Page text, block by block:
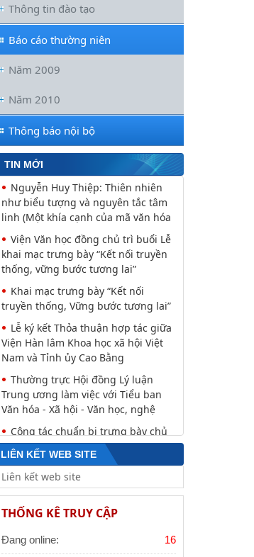
Thông tin đào tạo
Báo cáo thường niên
Năm 2009
Năm 2010
Thông báo nội bộ
TIN MỚI
Nguyễn Huy Thiệp: Thiên nhiên
như biểu tượng và nguyên tắc tâm
linh (Một khía cạnh của mã văn hóa
Viện Văn học đồng chủ trì buổi Lễ
khai mạc trưng bày “Kết nối truyền
thống, vững bước tương lai”
Khai mạc trưng bày “Kết nối
truyền thống, Vững bước tương lai”
Lễ ký kết Thỏa thuận hợp tác giữa
Viện Hàn lâm Khoa học xã hội Việt
Nam và Tỉnh ủy Cao Bằng
Thường trực Hội đồng Lý luận
Trung ương làm việc với Tiểu ban
Văn hóa - Xã hội - Văn học, nghệ
Công tác chuẩn bị trưng bày chủ
đề “Kết nối truyền thống - Vững
bước tương lai”
Đảng ủy Viện Hàn lâm Khoa học
xã hội Việt Nam tổ chức Hội nghị
Tập huấn nghiệp vụ công tác kiểm
Hội thảo khoa học quốc gia “Danh
nhân văn hóa Lê Quý Đôn - Di sản
LIÊN KẾT WEB SITE
THỐNG KÊ TRUY CẬP
Đang online: 16